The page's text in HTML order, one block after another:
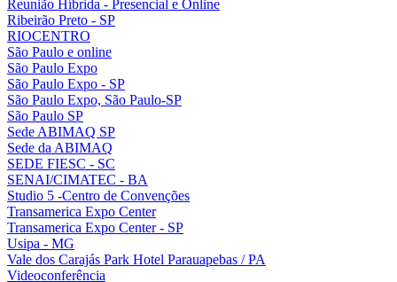
Reunião Híbrida - Presencial e Online
Ribeirão Preto - SP
RIOCENTRO
São Paulo e online
São Paulo Expo
São Paulo Expo - SP
São Paulo Expo, São Paulo-SP
São Paulo SP
Sede ABIMAQ SP
Sede da ABIMAQ
SEDE FIESC - SC
SENAI/CIMATEC - BA
Studio 5 -Centro de Convenções
Transamerica Expo Center
Transamerica Expo Center - SP
Usipa - MG
Vale dos Carajás Park Hotel Parauapebas / PA
Videoconferência